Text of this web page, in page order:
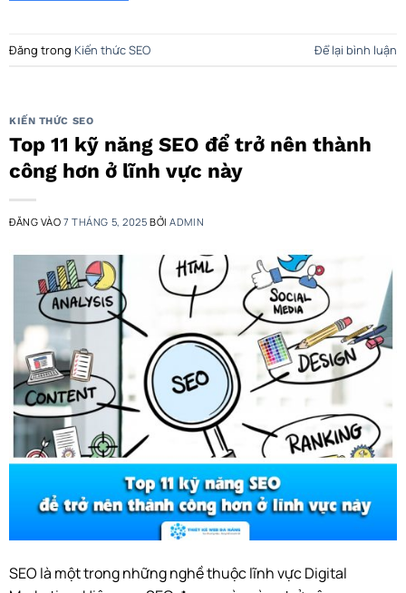
Đăng trong Kiến thức SEO Để lại bình luận
KIẾN THỨC SEO
Top 11 kỹ năng SEO để trở nên thành
công hơn ở lĩnh vực này
ĐĂNG VÀO7 THÁNG 5, 2025 BỞIADMIN
SEO là một trong những nghề thuộc lĩnh vực Digital